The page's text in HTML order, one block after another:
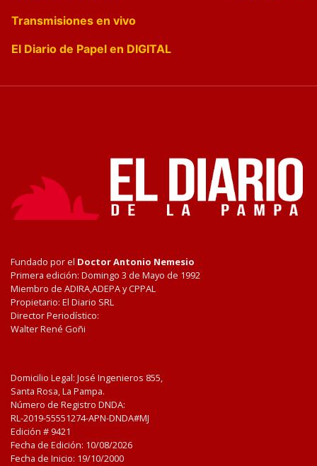
Transmisiones en vivo
El Diario de Papel en DIGITAL
Fundado por el Doctor Antonio Nemesio
Primera edición: Domingo 3 de Mayo de 1992
Miembro de ADIRA,ADEPA y CPPAL
Propietario: El Diario SRL
Director Periodístico:
Walter René Goñi
Domicilio Legal: José Ingenieros 855,
Santa Rosa, La Pampa.
Número de Registro DNDA:
RL-2019-55551274-APN-DNDA#MJ
Edición # 9421
Fecha de Edición: 10/08/2026
Fecha de Inicio: 19/10/2000